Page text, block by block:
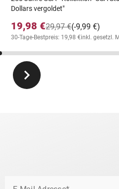
Dollars vergoldet"
19,98 € (-9,99 €)
29,97 €
30-Tage-Bestpreis: 19,98 €inkl. gesetzl.